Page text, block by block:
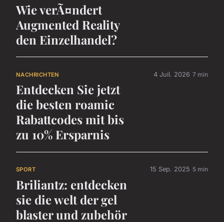
Wie verÃ¤ndert
Augmented Reality
den Einzelhandel?
NACHRICHTEN
Entdecken Sie jetzt
die besten roamic
Rabattcodes mit bis
zu 10% Ersparnis
4 Juil. 2026 7 min
SPORT
Briliantz: entdecken
sie die welt der gel
blaster und zubehör
15 Sep. 2025 5 min